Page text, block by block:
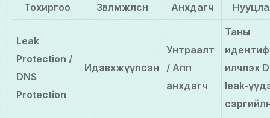
Тохиргоо Зөвлөмжлөсөн Анхдагч
Leak
Protection /
DNS
Protection
Идэвхжүүлсэн
Унтраалт
/ Апп
анхдагч
Таны
илчлэх
leak-